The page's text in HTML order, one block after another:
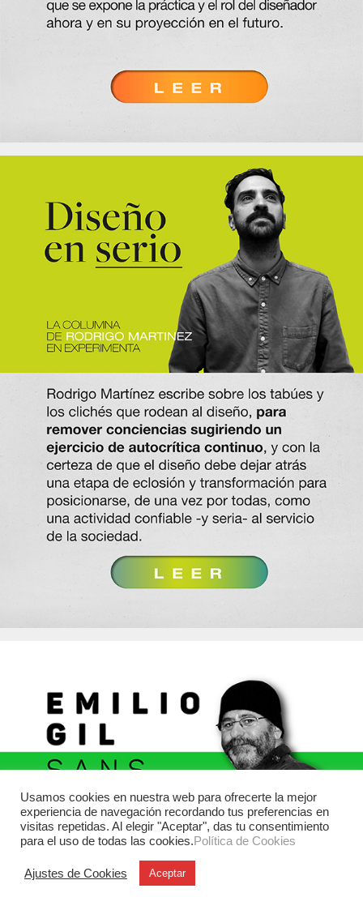
Usamos cookies en nuestra web para ofrecerte la mejor
experiencia de navegación recordando tus preferencias en
visitas repetidas. Al elegir "Aceptar", das tu consentimiento
para el uso de todas las cookies.Política de Cookies
Ajustes de Cookies Aceptar